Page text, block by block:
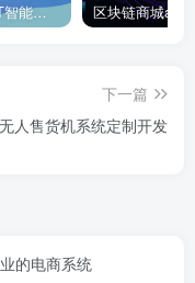
软盟ChatGPT智能聊天对话系统
下一篇
无人售货机系统定制开发
的电商系统